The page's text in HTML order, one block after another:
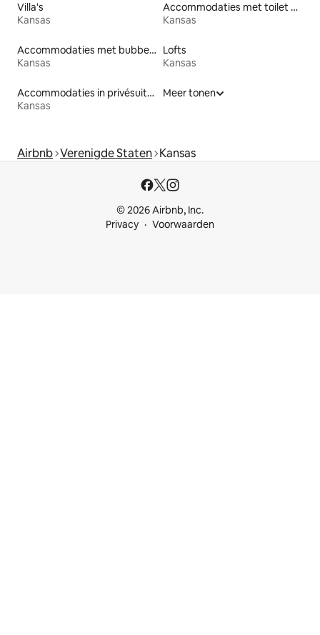
Villa's
Kansas
Accommodaties met toilet op toegankelijke hoogte
Kansas
Accommodaties met bubbelbad
Kansas
Lofts
Kansas
Accommodaties in privésuites
Kansas
Meer tonen
Airbnb Verenigde Staten Kansas
© 2026 Airbnb, Inc.
Privacy
Voorwaarden